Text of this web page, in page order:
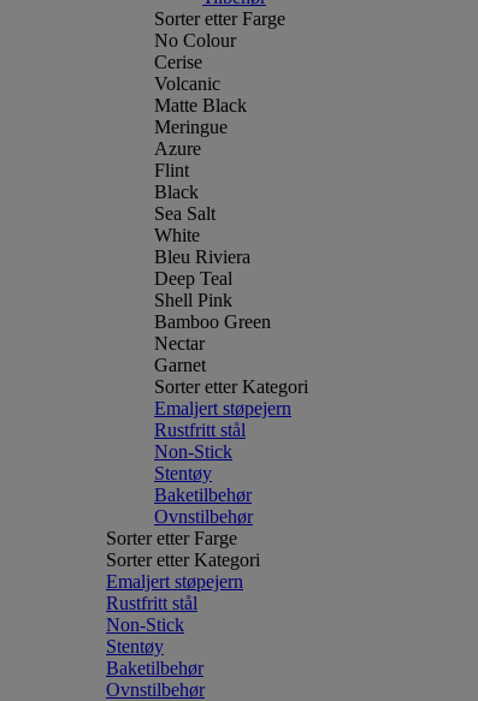
Sorter etter Farge
No Colour
Cerise
Volcanic
Matte Black
Meringue
Azure
Flint
Black
Sea Salt
White
Bleu Riviera
Deep Teal
Shell Pink
Bamboo Green
Nectar
Garnet
Sorter etter Kategori
Emaljert støpejern
Rustfritt stål
Non-Stick
Stentøy
Baketilbehør
Ovnstilbehør
Sorter etter Farge
Sorter etter Kategori
Emaljert støpejern
Rustfritt stål
Non-Stick
Stentøy
Baketilbehør
Ovnstilbehør